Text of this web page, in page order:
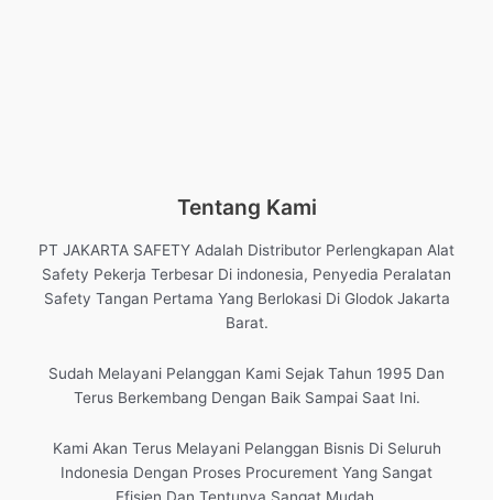
Tentang Kami
PT JAKARTA SAFETY Adalah Distributor Perlengkapan Alat
Safety Pekerja Terbesar Di indonesia, Penyedia Peralatan
Safety Tangan Pertama Yang Berlokasi Di Glodok Jakarta
Barat.
Sudah Melayani Pelanggan Kami Sejak Tahun 1995 Dan
Terus Berkembang Dengan Baik Sampai Saat Ini.
Kami Akan Terus Melayani Pelanggan Bisnis Di Seluruh
Indonesia Dengan Proses Procurement Yang Sangat
Efisien Dan Tentunya Sangat Mudah.